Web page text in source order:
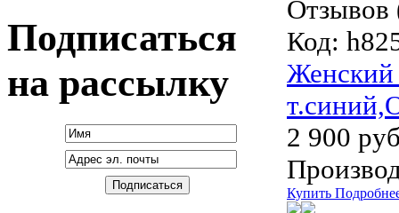
Отзывов
Код:
Женский
2 900
Купить
Подписаться
на рассылку